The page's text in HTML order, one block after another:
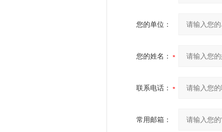
您的单位：
您的姓名：
联系电话：
常用邮箱：